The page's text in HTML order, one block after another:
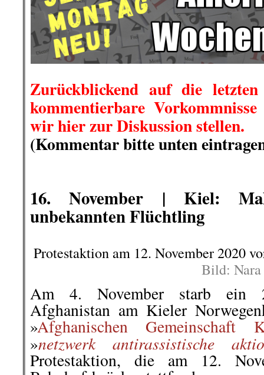
Zurückblickend auf die
kommentierbare
wir hier zur Diskussion stellen.
(Kommentar bitte unten
16. November | Kiel:
unbekannten Flüchtling
Protestaktion am 12. November 2020
Bild: Nara
Am 4. November starb ein
Afghanistan am Kieler
»Afghanischen Gemeinschaft
»netzwerk antirassistische
Protestaktion, die am 12.